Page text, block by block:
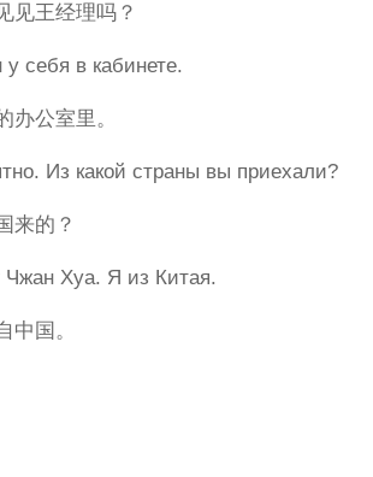
见王经理吗？
себя в кабинете.
办公室里。
Из какой страны вы приехали?
来的？
Чжан Хуа. Я из Китая.
中国。